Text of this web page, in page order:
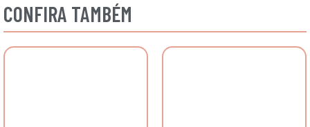
CONFIRA TAMBÉM